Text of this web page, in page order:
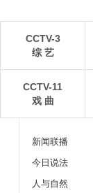
8月6日，河北承德，
CCTV-3
综 艺
CCTV-11
戏 曲
新闻联播
今日说法
人与自然